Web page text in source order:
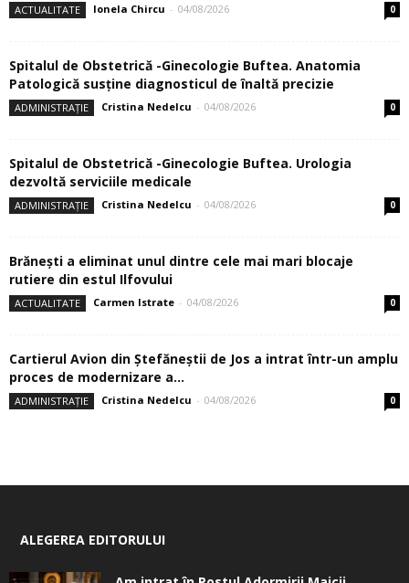
ACTUALITATE Ionela Chircu - 04/08/2026 0
Spitalul de Obstetrică -Ginecologie Buftea. Anatomia
Patologică susţine diagnosticul de înaltă precizie
ADMINISTRAȚIE Cristina Nedelcu - 04/08/2026 0
Spitalul de Obstetrică -Ginecologie Buftea. Urologia
dezvoltă serviciile medicale
ADMINISTRAȚIE Cristina Nedelcu - 04/08/2026 0
Brănești a eliminat unul dintre cele mai mari blocaje
rutiere din estul Ilfovului
ACTUALITATE Carmen Istrate - 04/08/2026 0
Cartierul Avion din Ştefăneştii de Jos a intrat într-un amplu
proces de modernizare a...
ADMINISTRAȚIE Cristina Nedelcu - 04/08/2026 0
ALEGEREA EDITORULUI